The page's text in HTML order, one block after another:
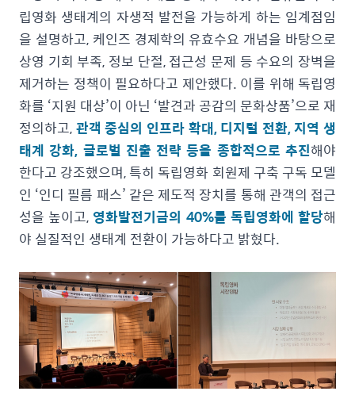
립영화 생태계의 자생적 발전을 가능하게 하는 임계점임
을 설명하고, 케인즈 경제학의 유효수요 개념을 바탕으로
상영 기회 부족, 정보 단절, 접근성 문제 등 수요의 장벽을
제거하는 정책이 필요하다고 제안했다. 이를 위해 독립영
화를 ‘지원 대상’이 아닌 ‘발견과 공감의 문화상품’으로 재
정의하고,관객 중심의 인프라 확대, 디지털 전환, 지역 생
태계 강화, 글로벌 진출 전략 등을 종합적으로 추진해야
한다고 강조했으며, 특히 독립영화 회원제 구축 구독 모델
인 ‘인디 필름 패스’ 같은 제도적 장치를 통해 관객의 접근
성을 높이고, 영화발전기금의 40%를 독립영화에 할당해
야 실질적인 생태계 전환이 가능하다고 밝혔다.